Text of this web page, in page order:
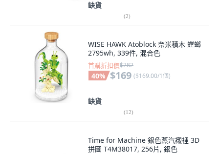
缺貨
(2)
WISE HAWK Atoblock 奈米積木 螳螂
2795wh, 339件, 混合色
首購折扣價$282
40% $169 ($169.00/1個)
缺貨
(12)
Time for Machine 銀色蒸汽襯裡 3D
拼圖 T4M38017, 256片, 銀色